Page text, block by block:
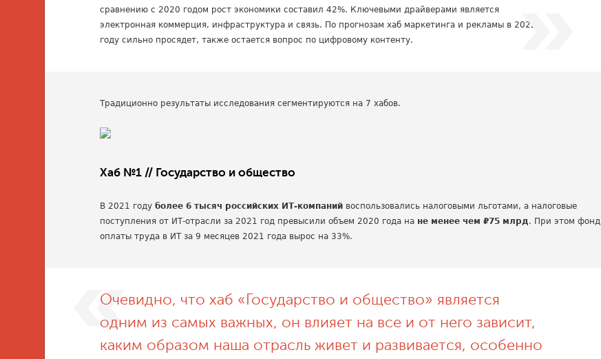
сравнению с 2020 годом рост экономики составил 42%. Ключевыми драйверами является
электронная коммерция, инфраструктура и связь. По прогнозам хаб маркетинга и рекламы в 2022
году сильно просядет, также остается вопрос по цифровому контенту.
Традиционно результаты исследования сегментируются на 7 хабов.
Хаб №1 // Государство и общество
В 2021 годуболее 6 тысяч российских ИТ-компаний воспользовались налоговыми льготами, а налоговые
поступления от ИТ-отрасли за 2021 год превысили объем 2020 года на не менее чем ₽75 млрд. При этом фонд
оплаты труда в ИТ за 9 месяцев 2021 года вырос на 33%.
Очевидно, что хаб «Государство и общество» является
одним из самых важных, он влияет на все и от него зависит,
каким образом наша отрасль живет и развивается, особенно